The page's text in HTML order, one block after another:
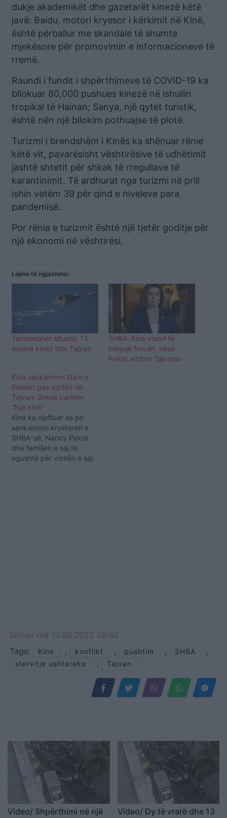
dukje akademikët dhe gazetarët kinezë këtë
javë: Baidu, motori kryesor i kërkimit në Kinë,
është përballur me skandale të shumta
mjekësore për promovimin e informacioneve të
rremë.
Raundi i fundit i shpërthimeve të COVID-19 ka
bllokuar 80,000 pushues kinezë në ishullin
tropikal të Hainan; Sanya, një qytet turistik,
është nën një bllokim pothuajse të plotë.
Turizmi i brendshëm i Kinës ka shënuar rënie
këtë vit, pavarësisht vështirësive të udhëtimit
jashtë shtetit për shkak të rregullave të
karantinimit. Të ardhurat nga turizmi në prill
ishin vetëm 39 për qind e niveleve para
pandemisë.
Por rënia e turizmit është një tjetër goditje për
një ekonomi në vështirësi.
Lajme të ngjashme:
Tensionohet situata, 13
avionë kinez mbi Tajvan
SHBA: Kina mund të
tregojë forcën, nëse
Pelosi viziton Tajvanin
Kina sanksionon Nancy
Pelosin pas vizitës në
Tajvan: Shkeli parimin
“Një Kinë”
Kina ka njoftuar se po
sanksionon kryetaren e
SHBA-së, Nancy Pelosi
dhe familjen e saj të
ngushtë për vizitën e saj
Shtuar më 13.08.2022 09:52
Tags:
Kine , konflikt , pushtim , SHBA ,
stervitje ushtarake , Tajvan
Video/ Shpërthimi në një
Video/ Dy të vrarë dhe 13